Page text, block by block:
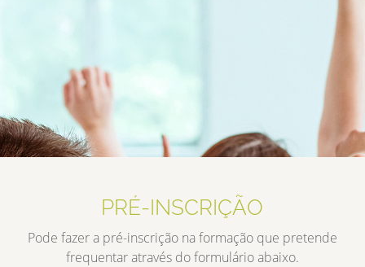
PRÉ-INSCRIÇÃO
Pode fazer a pré-inscrição na formação que pretende
frequentar através do formulário abaixo.